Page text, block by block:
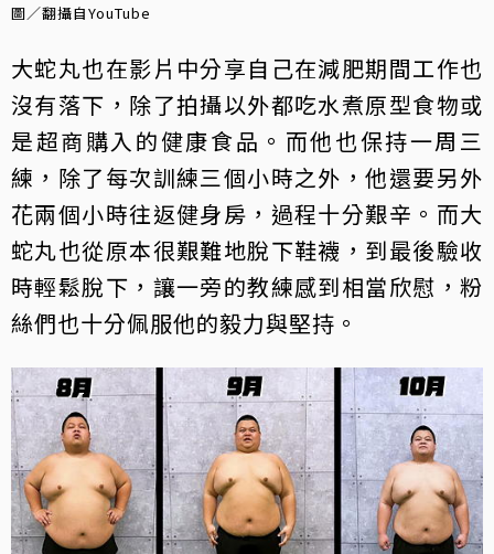
圖／翻攝自YouTube
大蛇丸也在影片中分享自己在減肥期間工作也
沒有落下，除了拍攝以外都吃水煮原型食物或
是超商購入的健康食品。而他也保持一周三
練，除了每次訓練三個小時之外，他還要另外
花兩個小時往返健身房，過程十分艱辛。而大
蛇丸也從原本很艱難地脫下鞋襪，到最後驗收
時輕鬆脫下，讓一旁的教練感到相當欣慰，粉
絲們也十分佩服他的毅力與堅持。